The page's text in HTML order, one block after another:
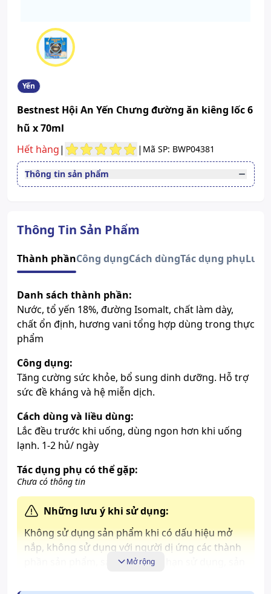
Yến
Bestnest Hội An Yến Chưng đường ăn kiêng lốc 6
hũ x 70ml
Hết hàng| | Mã SP: BWP04381
Thông tin sản phẩm
Độ tuổi sử dụng
Trẻ từ trên 1 tuổi & người lớn
Số đăng ký
Lưu ý
Sản phẩm này không phải là
thuốc và không có tác dụng thay
Xem giấy công bố sản phẩm
Thông Tin Sản Phẩm
Thành phầnCông dụngCách dùngTác dụng phụLưu
Danh sách thành phần:
Nước, tổ yến 18%, đường Isomalt, chất làm dày,
chất ổn định, hương vani tổng hợp dùng trong thực
phẩm
Công dụng:
Tăng cường sức khỏe, bổ sung dinh dưỡng. Hỗ trợ
sức đề kháng và hệ miễn dịch.
Cách dùng và liều dùng:
Lắc đều trước khi uống, dùng ngon hơn khi uống
lạnh. 1-2 hủ/ ngày
Tác dụng phụ có thể gặp:
Chưa có thông tin
Những lưu ý khi sử dụng:
Không sử dụng sản phẩm khi có dấu hiệu mở
nắp, không sử dụng với người dị ứng các thành
phần sản phẩm, sản phẩm hết hạn sử dụng, sản
Mở rộng